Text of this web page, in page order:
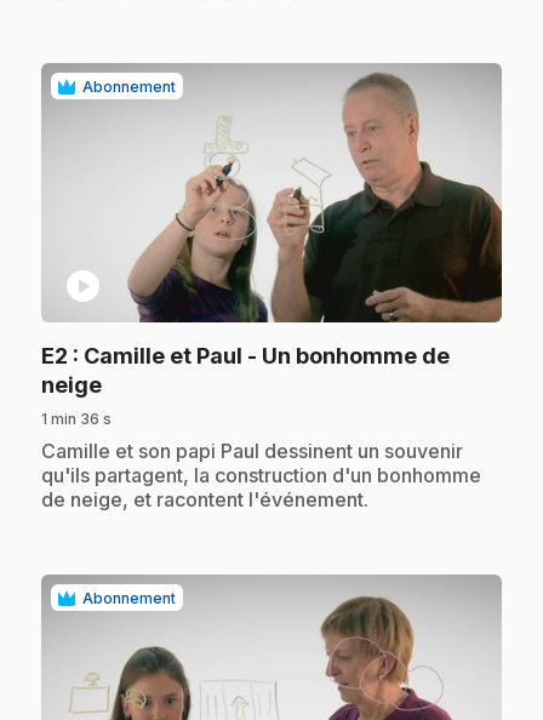
Abonnement
play_circle
E2 : Camille et Paul - Un bonhomme de
neige.
1 min 36 s
.Camille et son papi Paul dessinent un souvenir
qu'ils partagent, la construction d'un bonhomme
de neige, et racontent l'événement.
Abonnement